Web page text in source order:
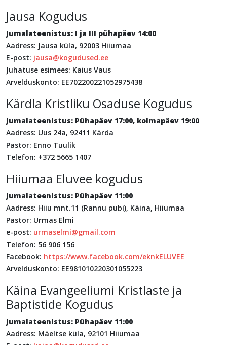
Jausa Kogudus
Jumalateenistus: I ja III pühapäev 14:00
Aadress: Jausa küla, 92003 Hiiumaa
E-post: jausa@kogudused.ee
Juhatuse esimees: Kaius Vaus
Arvelduskonto: EE702200221052975438
Kärdla Kristliku Osaduse Kogudus
Jumalateenistus: Pühapäev 17:00, kolmapäev 19:00
Aadress: Uus 24a, 92411 Kärda
Pastor: Enno Tuulik
Telefon: +372 5665 1407
Hiiumaa Eluvee kogudus
Jumalateenistus: Pühapäev 11:00
Aadress: Hiiu mnt.11 (Rannu pubi), Käina, Hiiumaa
Pastor: Urmas Elmi
e-post: urmaselmi@gmail.com
Telefon: 56 906 156
Facebook: https://www.facebook.com/eknkELUVEE
Arvelduskonto: EE981010220301055223
Käina Evangeeliumi Kristlaste ja
Baptistide Kogudus
Jumalateenistus: Pühapäev 11:00
Aadress: Mäeltse küla, 92101 Hiiumaa